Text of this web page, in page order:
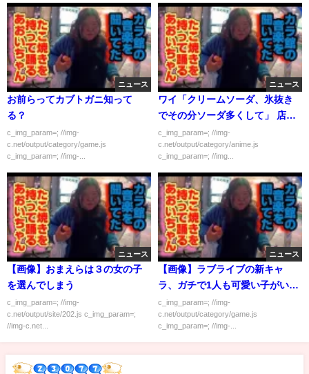
ニュース
お前らってカブトガニ知って
る？
c_img_param=; //img-
c.net/output/category/game.js
c_img_param=; //img-...
ニュース
ワイ「クリームソーダ、氷抜き
でその分ソーダ多くして」 店員
「でも…」 ワイ「やれよぉ！」
c_img_param=; //img-
c.net/output/category/anime.js
c_img_param=; //img...
ニュース
【画像】おまえらは３の女の子
を選んでしまう
c_img_param=; //img-
c.net/output/site/202.js c_img_param=;
//img-c.net...
ニュース
【画像】ラブライブの新キャ
ラ、ガチで1人も可愛い子がいな
い
c_img_param=; //img-
c.net/output/category/game.js
c_img_param=; //img-...